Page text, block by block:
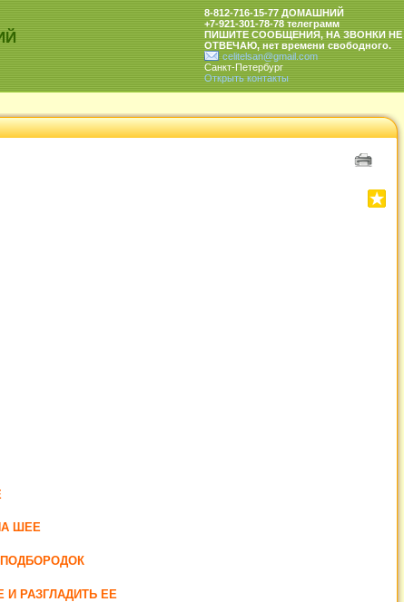
8-812-716-15-77 ДОМАШНИЙ
+7-921-301-78-78 телеграмм
ПИШИТЕ СООБЩЕНИЯ, НА ЗВОНКИ НЕ
ОТВЕЧАЮ, нет времени свободного.
celitelsan@gmail.com
Санкт-Петербург
Открыть контакты
ШЕЕ
РАЗГЛАДИТЬ ЕЕ